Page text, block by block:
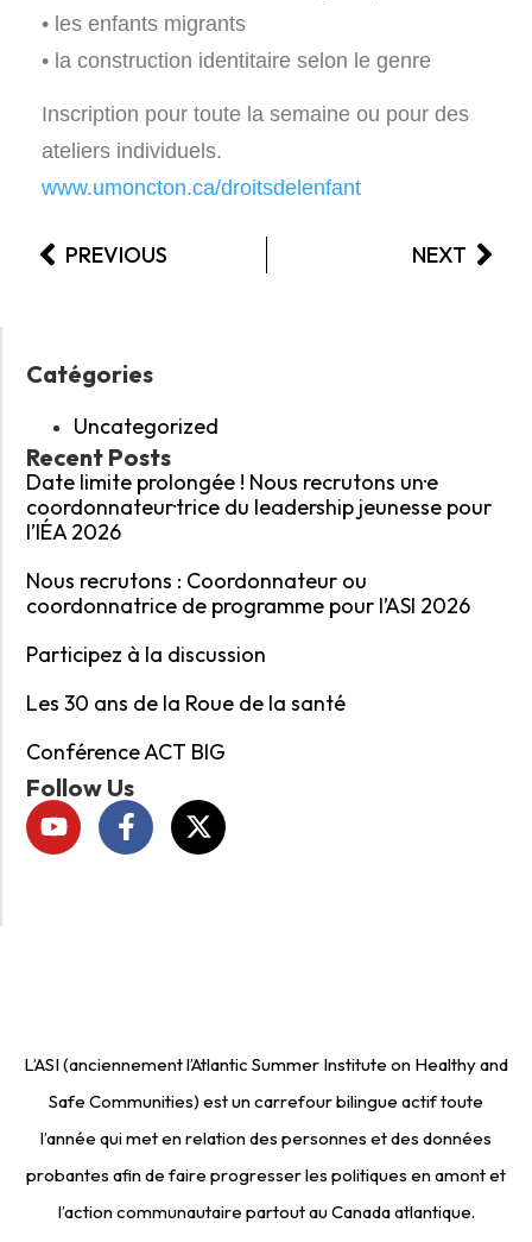
• les enfants migrants
• la construction identitaire selon le genre
Inscription pour toute la semaine ou pour des
ateliers individuels.
www.umoncton.ca/droitsdelenfant
PREVIOUS NEXT
Catégories
Uncategorized
Recent Posts
Date limite prolongée ! Nous recrutons un·e
coordonnateur·trice du leadership jeunesse pour
l’IÉA 2026
Nous recrutons : Coordonnateur ou
coordonnatrice de programme pour l’ASI 2026
Participez à la discussion
Les 30 ans de la Roue de la santé
Conférence ACT BIG
Follow Us
L’ASI (anciennement l’Atlantic Summer Institute on Healthy and
Safe Communities) est un carrefour bilingue actif toute
l’année qui met en relation des personnes et des données
probantes afin de faire progresser les politiques en amont et
l’action communautaire partout au Canada atlantique.